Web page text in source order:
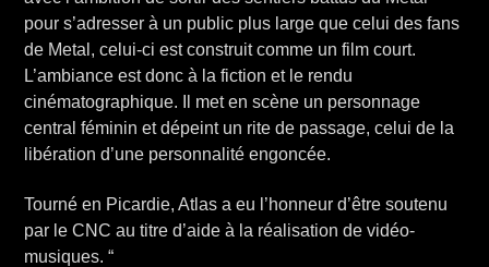
pour s’adresser à un public plus large que celui des fans
de Metal, celui-ci est construit comme un film court.
L’ambiance est donc à la fiction et le rendu
cinématographique. Il met en scène un personnage
central féminin et dépeint un rite de passage, celui de la
libération d’une personnalité engoncée.
Tourné en Picardie, Atlas a eu l’honneur d’être soutenu
par le CNC au titre d’aide à la réalisation de vidéo-
musiques. “